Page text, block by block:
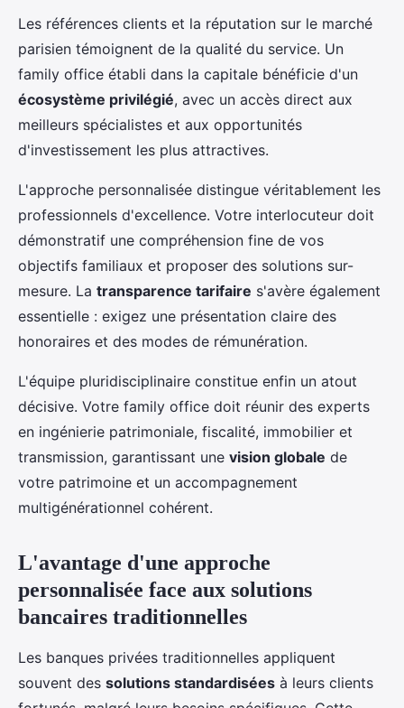
Les références clients et la réputation sur le marché
parisien témoignent de la qualité du service. Un
family office établi dans la capitale bénéficie d'un
écosystème privilégié, avec un accès direct aux
meilleurs spécialistes et aux opportunités
d'investissement les plus attractives.
L'approche personnalisée distingue véritablement les
professionnels d'excellence. Votre interlocuteur doit
démonstratif une compréhension fine de vos
objectifs familiaux et proposer des solutions sur-
mesure. La transparence tarifaire s'avère également
essentielle : exigez une présentation claire des
honoraires et des modes de rémunération.
L'équipe pluridisciplinaire constitue enfin un atout
décisive. Votre family office doit réunir des experts
en ingénierie patrimoniale, fiscalité, immobilier et
transmission, garantissant une vision globale de
votre patrimoine et un accompagnement
multigénérationnel cohérent.
L'avantage d'une approche
personnalisée face aux solutions
bancaires traditionnelles
Les banques privées traditionnelles appliquent
souvent des solutions standardisées à leurs clients